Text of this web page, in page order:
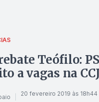
Teófilo:
a vagas na
20 fevereiro 2019 às 18h44